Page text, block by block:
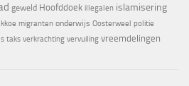
geweld Hoofddoek illegalen islamisering
migranten onderwijs Oosterweel politie
taks verkrachting vervuiling vreemdelingen